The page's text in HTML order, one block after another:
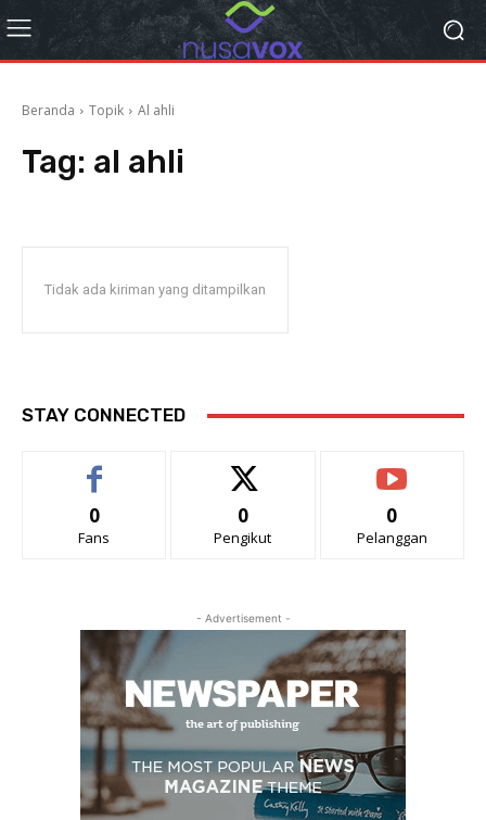
Beranda Topik Al ahli
Tag: al ahli
Tidak ada kiriman yang ditampilkan
STAY CONNECTED
0
Fans
0
Pengikut
0
Pelanggan
- Advertisement -